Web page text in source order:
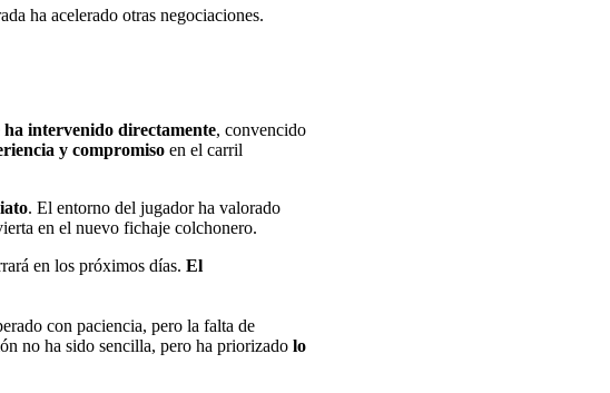
ha acelerado otras negociaciones.
ha intervenido directamente, convencido
y compromiso en el carril
. El entorno del jugador ha valorado
en el nuevo fichaje colchonero.
en los próximos días. El
con paciencia, pero la falta de
no ha sido sencilla, pero ha priorizado lo